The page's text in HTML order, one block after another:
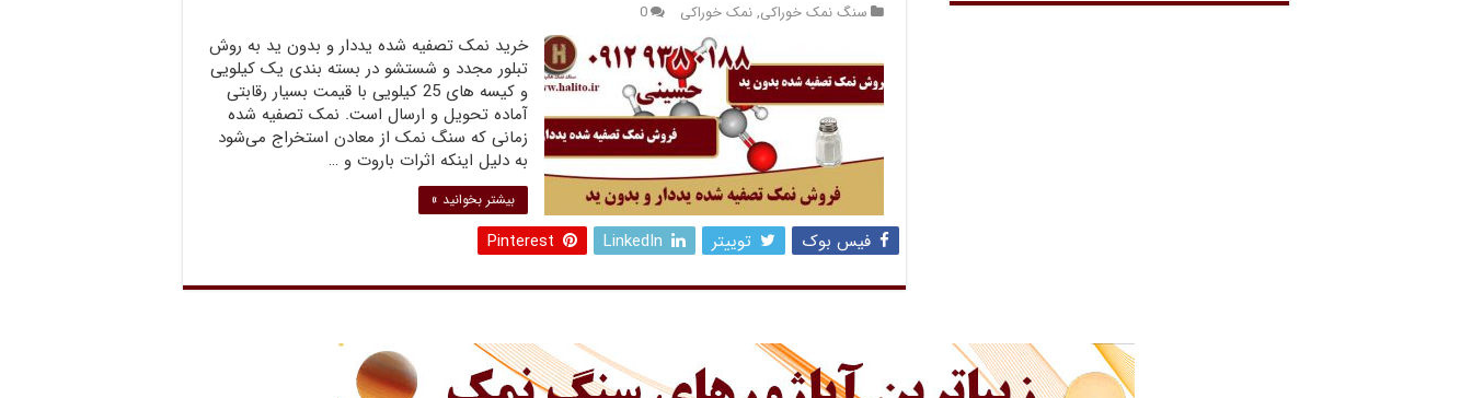
سنگ نمک خوراکی, نمک خوراکی 0
خرید نمک تصفیه شده یددار و بدون ید به روش
تبلور مجدد و شستشو در بسته بندی یک کیلویی
و کیسه های 25 کیلویی با قیمت بسیار رقابتی
آماده تحویل و ارسال است. نمک تصفیه شده
زمانی که سنگ نمک از معادن استخراج می‌شود
به دلیل اینکه اثرات باروت و …
بیشتر بخوانید »
فیس بوک توییتر LinkedIn
Pinterest